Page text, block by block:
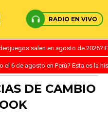
RADIO EN VIVO
salen en agosto de
el 6 de agosto en Perú? Esta es la
DE CAMBIO